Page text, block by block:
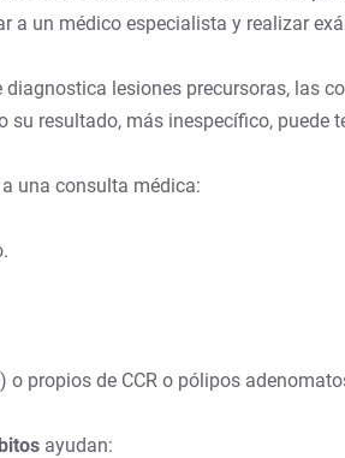
un médico especialista y realizar
lesiones precursoras, las
resultado, más inespecífico, puede
una consulta médica:
propios de CCR o pólipos
ayudan: